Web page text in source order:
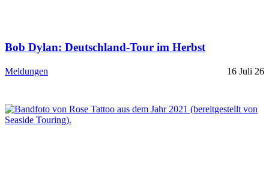
Bob Dylan: Deutschland-Tour im Herbst
Meldungen 16 Juli 26